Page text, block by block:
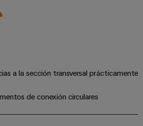
a la sección transversal prácticamente
de conexión circulares